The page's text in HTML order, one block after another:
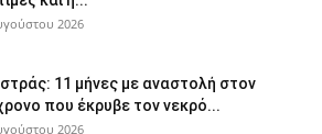
2026
11 μήνες με αναστολή στον
που έκρυβε τον νεκρό...
2026